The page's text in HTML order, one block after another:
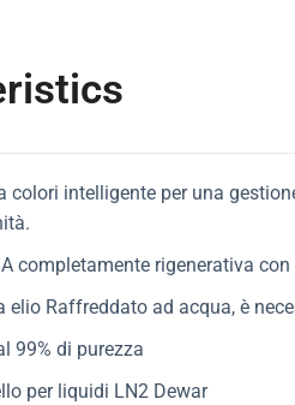
colori intelligente per una
completamente rigenerativa
elio Raffreddato ad acqua, è
99% di purezza
per liquidi LN2 Dewar